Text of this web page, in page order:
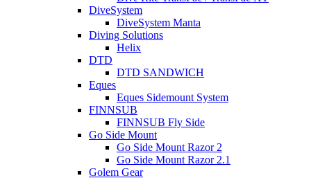
DiveSystem
DiveSystem Manta
Diving Solutions
Helix
DTD
DTD SANDWICH
Eques
Eques Sidemount System
FINNSUB
FINNSUB Fly Side
Go Side Mount
Go Side Mount Razor 2
Go Side Mount Razor 2.1
Golem Gear